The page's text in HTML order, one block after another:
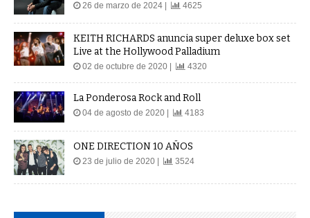
26 de marzo de 2024 | 4625
KEITH RICHARDS anuncia super deluxe box set
Live at the Hollywood Palladium
02 de octubre de 2020 | 4320
La Ponderosa Rock and Roll
04 de agosto de 2020 | 4183
ONE DIRECTION 10 AÑOS
23 de julio de 2020 | 3524